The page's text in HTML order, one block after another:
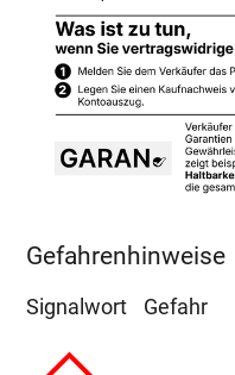
Gefahrenhinweise
Signalwort Gefahr